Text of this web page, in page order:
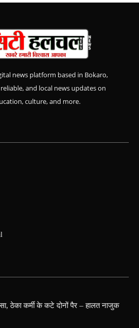
news platform based in Bokaro,
and local news updates on
culture, and more.
ठेका कर्मी के कटे दोनों पैर – हालत नाजुक